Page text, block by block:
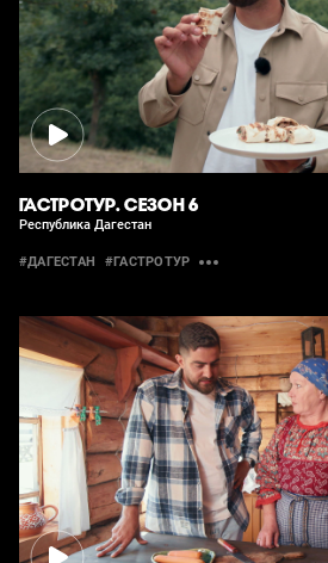
ГАСТРОТУР. СЕЗОН 6
Республика Дагестан
#ДАГЕСТАН #ГАСТРОТУР